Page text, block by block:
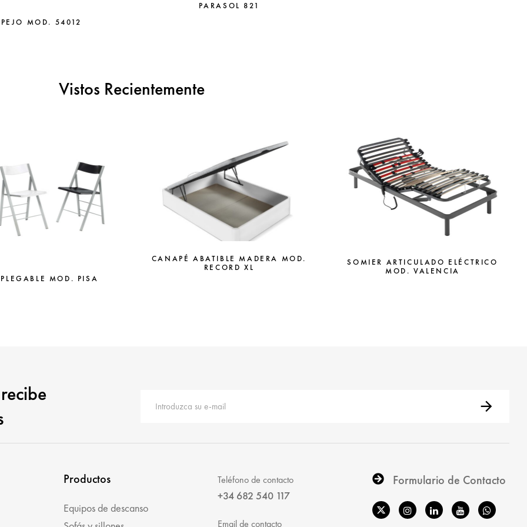
MOD. 54012
PARASOL 821
Vistos Recientemente
MOD. PISA
CANAPÉ ABATIBLE MADERA MOD.
RECORD XL
SOMIER ARTICULADO ELÉCTRICO
MOD. VALENCIA
Productos
Equipos de descanso
Teléfono de contacto
+34 682 540 117
Email de contacto
Formulario de Contacto